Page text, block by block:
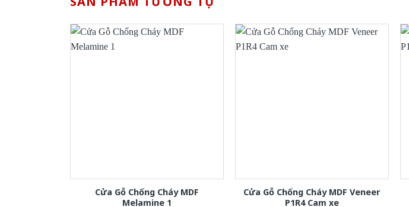
Cửa Gỗ Chống Cháy MDF
Melamine 1
Cửa Gỗ Chống Cháy MDF Veneer
P1R4 Cam xe